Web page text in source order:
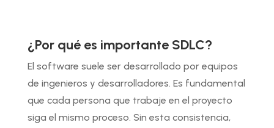
¿Por qué es importante SDLC?
El software suele ser desarrollado por equipos
de ingenieros y desarrolladores. Es fundamental
que cada persona que trabaje en el proyecto
siga el mismo proceso. Sin esta consistencia,